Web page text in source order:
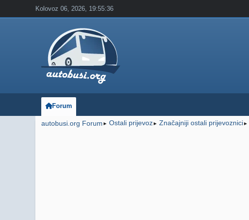
Kolovoz 06, 2026, 19:55:36
Forum
autobusi.org Forum ► Ostali prijevoz► Značajniji ostali prijevoznici►